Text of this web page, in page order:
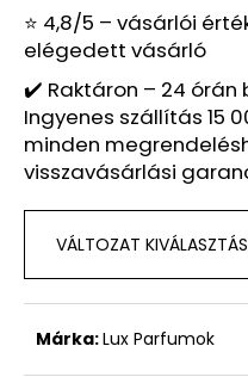
⭐ 4,8/5 – vásárlói
elégedett vásárló
✔️ Raktáron – 24 órán
Ingyenes szállítás 15
minden
visszavásárlási
VÁLTOZAT
Márka:Lux Parfumok
LUX
PARFUM
246
–
MAGNETISM
FOR
IHLETTE
INSPIRÁLT
ILLAT